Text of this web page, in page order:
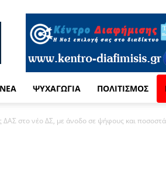
ΨΥΧΑΓΩΓΊΑ ΠΟΛΙΤΙΣΜΌΣ
στο νέο ΔΣ, με άνοδο σε ψήφους και ποσοστά